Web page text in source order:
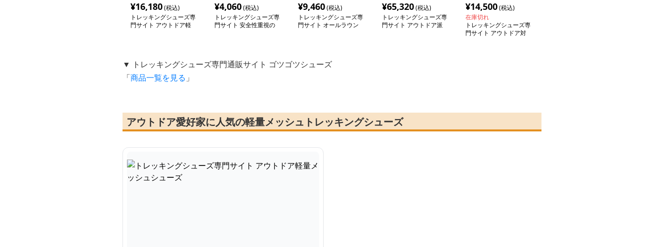
¥16,180(税込)
トレッキングシューズ専
門サイト アウトドア軽
¥4,060(税込)
トレッキングシューズ専
門サイト 安全性重視の
¥9,460(税込)
トレッキングシューズ専
門サイト オールラウン
¥65,320(税込)
トレッキングシューズ専
門サイト アウトドア派
¥14,500(税込)
在庫切れ
トレッキングシューズ専
門サイト アウトドア対
▼ トレッキングシューズ専門通販サイト ゴツゴツシューズ
「商品一覧を見る 」
アウトドア愛好家に人気の軽量メッシュトレッキングシューズ